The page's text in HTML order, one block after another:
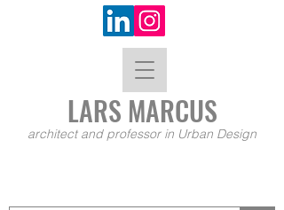
LARS MARCUS
architect and professor in Urban Design